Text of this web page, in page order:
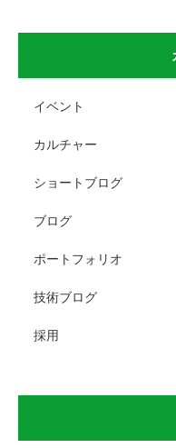
イベント
カルチャー
ショートブログ
ブログ
ポートフォリオ
技術ブログ
採用